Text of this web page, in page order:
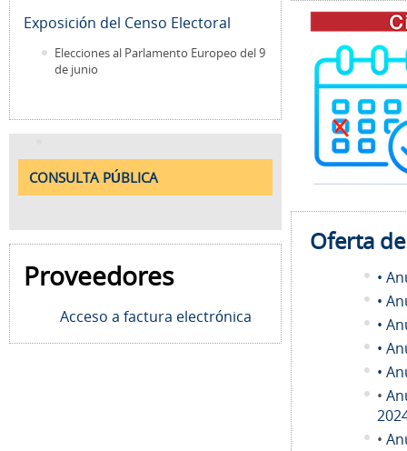
Exposición del Censo Electoral
Elecciones al Parlamento Europeo del 9
de junio
CONSULTA PÚBLICA
Proveedores
Acceso a factura electrónica
Oferta
•
•
•
•
•
•
•